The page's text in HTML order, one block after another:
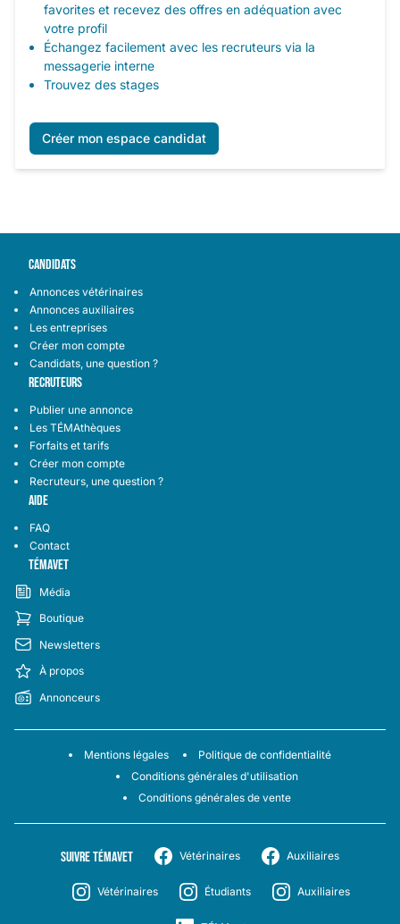
favorites et recevez des offres en adéquation avec
votre profil
Échangez facilement avec les recruteurs via la
messagerie interne
Trouvez des stages
Créer mon espace candidat
CANDIDATS
Annonces vétérinaires
Annonces auxiliaires
Les entreprises
Créer mon compte
Candidats, une question ?
RECRUTEURS
Publier une annonce
Les TÉMAthèques
Forfaits et tarifs
Créer mon compte
Recruteurs, une question ?
AIDE
FAQ
Contact
TÉMAVET
Média
Boutique
Newsletters
À propos
Annonceurs
Mentions légales
Politique de confidentialité
Conditions générales d'utilisation
Conditions générales de vente
SUIVRE TÉMAVET Vétérinaires Auxiliaires
Vétérinaires Étudiants Auxiliaires